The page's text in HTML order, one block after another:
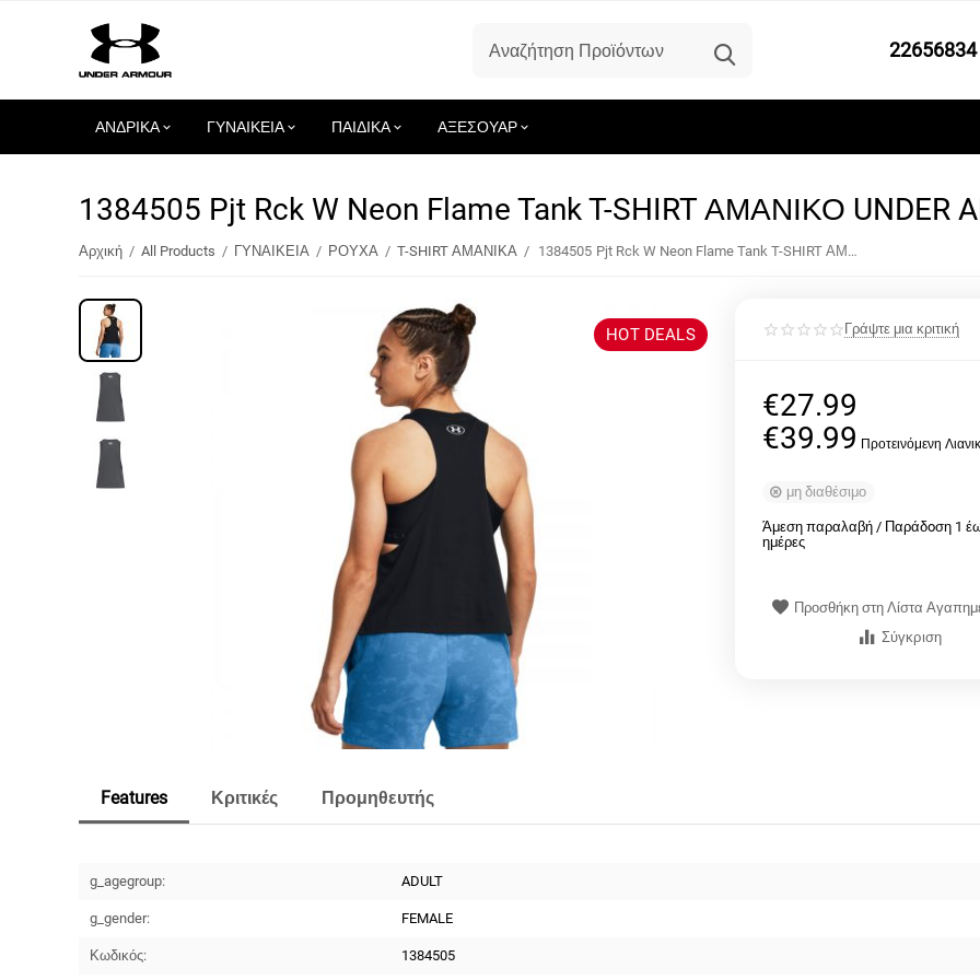
22656834
ΑΝΔΡΙΚΑ ΓΥΝΑΙΚΕΙΑ ΠΑΙΔΙΚΑ ΑΞΕΣΟΥΑΡ
1384505 Pjt Rck W Neon Flame Tank T-SHIRT ΑΜΑΝΙΚΟ UNDER
Αρχική / All Products / ΓΥΝΑΙΚΕΙΑ / ΡΟΥΧΑ / T-SHIRT ΑΜΑΝΙΚΑ / 1384505 Pjt Rck W Neon Flame Tank T-SHIRT ΑΜΑΝΙΚΟ UNDER ARMOUR
Γράψτε μια κριτική
€39.99
€27.99
μη διαθέσιμο
Άμεση παραλαβή / Παράδoση 1
ημέρες
Προσθήκη στη Λίστα
Σύγκριση
Features Κριτικές Προμηθευτής
g_agegroup: ADULT
g_gender: FEMALE
Κωδικός: 1384505